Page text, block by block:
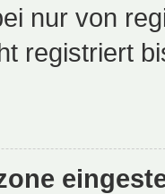
nur von
registriert